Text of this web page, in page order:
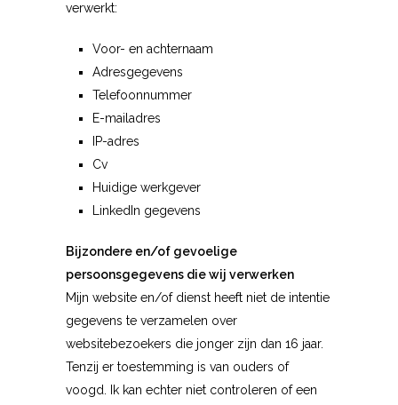
verwerkt:
Voor- en achternaam
Adresgegevens
Telefoonnummer
E-mailadres
IP-adres
Cv
Huidige werkgever
LinkedIn gegevens
Bijzondere en/of gevoelige
persoonsgegevens die wij verwerken
Mijn website en/of dienst heeft niet de intentie
gegevens te verzamelen over
websitebezoekers die jonger zijn dan 16 jaar.
Tenzij er toestemming is van ouders of
voogd. Ik kan echter niet controleren of een